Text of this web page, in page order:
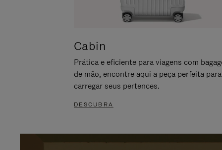
Cabin
Prática e eficiente para viagens com
de mão, encontre aqui a peça perfeita para
carregar seus pertences.
DESCUBRA